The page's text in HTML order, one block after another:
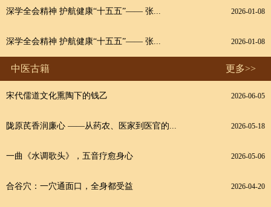
深学全会精神 护航健康“十五五”—— 张... 2026-01-08
深学全会精神 护航健康“十五五”—— 张... 2026-01-08
中医古籍 更多>>
宋代儒道文化熏陶下的钱乙 2026-06-05
陇原芪香润廉心 ——从药农、医家到医官的... 2026-05-18
一曲《水调歌头》，五音疗愈身心 2026-05-06
合谷穴：一穴通面口，全身都受益 2026-04-20